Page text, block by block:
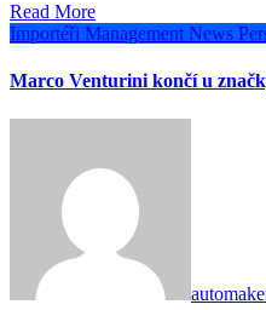
Read More
Importéři Management News
Marco Venturini končí u